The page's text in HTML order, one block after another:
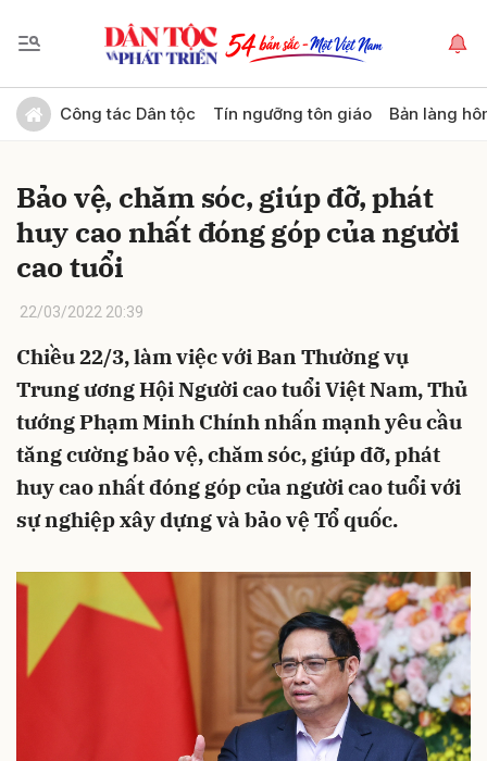
Công tác Dân tộc Tín ngưỡng tôn giáo Bản làng
Bảo vệ, chăm sóc, giúp đỡ, phát
huy cao nhất đóng góp của người
cao tuổi
22/03/2022 20:39
Chiều 22/3, làm việc với Ban Thường vụ
Trung ương Hội Người cao tuổi Việt Nam, Thủ
tướng Phạm Minh Chính nhấn mạnh yêu cầu
tăng cường bảo vệ, chăm sóc, giúp đỡ, phát
huy cao nhất đóng góp của người cao tuổi với
sự nghiệp xây dựng và bảo vệ Tổ quốc.
Gửi bình luận